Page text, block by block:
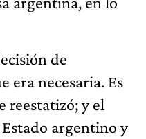
de
era necesaria. Es
reestatizó; y el
argentino y